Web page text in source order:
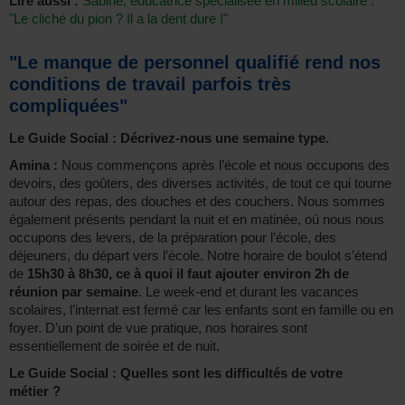
"Le cliché du pion ? Il a la dent dure !"
"Le manque de personnel qualifié rend nos
conditions de travail parfois très
compliquées"
Le Guide Social : Décrivez-nous une semaine type.
Amina : Nous commençons après l’école et nous occupons des
devoirs, des goûters, des diverses activités, de tout ce qui tourne
autour des repas, des douches et des couchers. Nous sommes
également présents pendant la nuit et en matinée, où nous nous
occupons des levers, de la préparation pour l’école, des
déjeuners, du départ vers l’école. Notre horaire de boulot s’étend
de 15h30 à 8h30, ce à quoi il faut ajouter environ 2h de
réunion par semaine. Le week-end et durant les vacances
scolaires, l’internat est fermé car les enfants sont en famille ou en
foyer. D’un point de vue pratique, nos horaires sont
essentiellement de soirée et de nuit.
Le Guide Social : Quelles sont les difficultés de votre
métier ?